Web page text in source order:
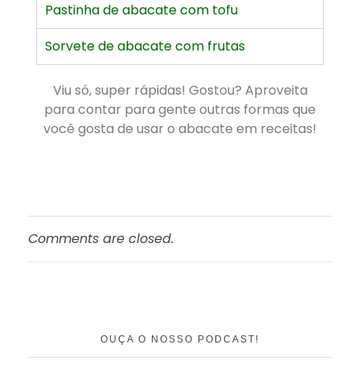
Pastinha de abacate com tofu
Sorvete de abacate com frutas
Viu só, super rápidas! Gostou? Aproveita
para contar para gente outras formas que
você gosta de usar o abacate em receitas!
Comments are closed.
OUÇA O NOSSO PODCAST!